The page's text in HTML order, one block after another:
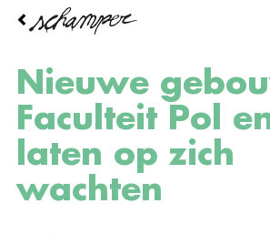
Overslaan
inhoud
gaanNieuwe gebouwen
Faculteit Pol
laten op zich
wachten